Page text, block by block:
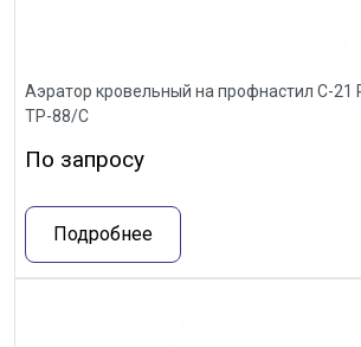
Аэратор кровельный на профнастил С-21
ТР-88/С
По запросу
Подробнее